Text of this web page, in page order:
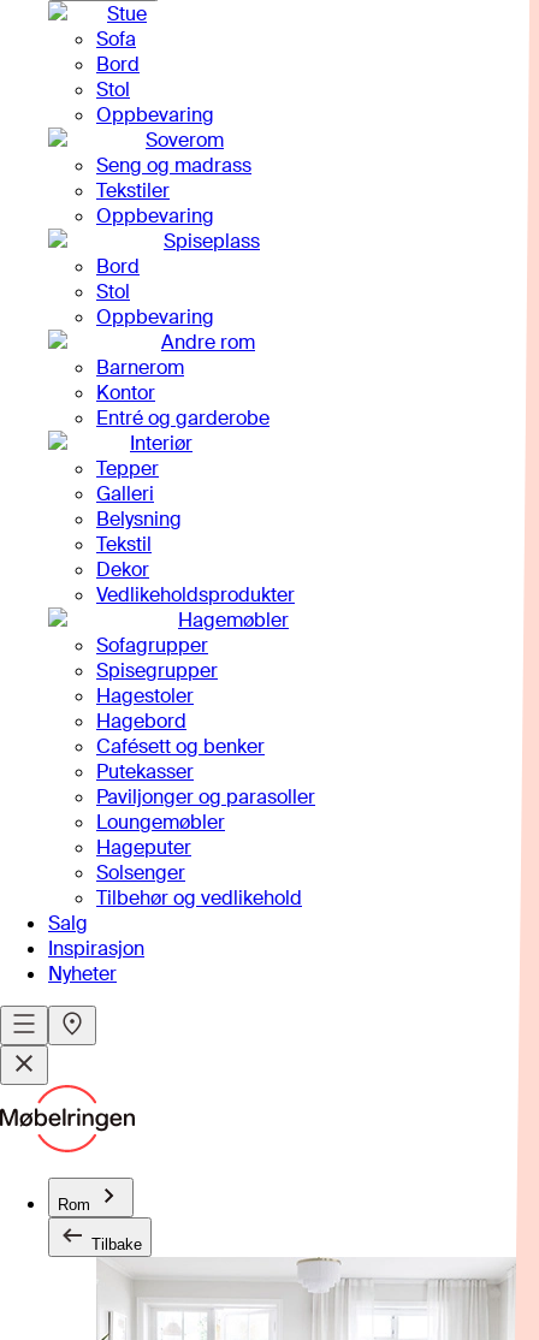
Stue
Sofa
Bord
Stol
Oppbevaring
Soverom
Seng og madrass
Tekstiler
Oppbevaring
Spiseplass
Bord
Stol
Oppbevaring
Andre rom
Barnerom
Kontor
Entré og garderobe
Interiør
Tepper
Galleri
Belysning
Tekstil
Dekor
Vedlikeholdsprodukter
Hagemøbler
Sofagrupper
Spisegrupper
Hagestoler
Hagebord
Cafésett og benker
Putekasser
Paviljonger og parasoller
Loungemøbler
Hageputer
Solsenger
Tilbehør og vedlikehold
Salg
Inspirasjon
Nyheter
Rom
Tilbake